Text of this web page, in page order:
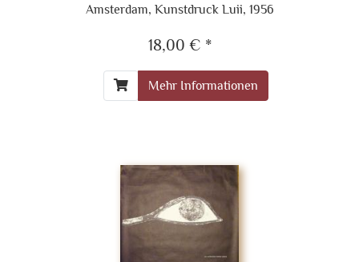
Amsterdam, Kunstdruck Luii, 1956
18,00 € *
Mehr Informationen